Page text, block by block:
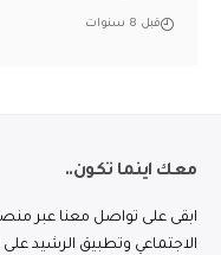
قبل 8 سنوات
معك اينما تكون..
ابقى على تواصل معنا عبر
الاجتماعي وتطبيق الرشيد على